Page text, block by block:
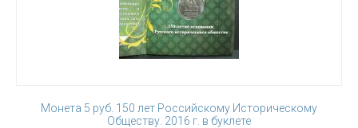
Монета 5 руб. 150 лет Российскому Историческому
Обществу. 2016 г. в буклете